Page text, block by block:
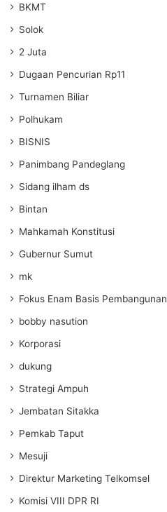
BKMT
Solok
2 Juta
Dugaan Pencurian Rp11
Turnamen Biliar
Polhukam
BISNIS
Panimbang Pandeglang
Sidang ilham ds
Bintan
Mahkamah Konstitusi
Gubernur Sumut
mk
Fokus Enam Basis Pembangunan
bobby nasution
Korporasi
dukung
Strategi Ampuh
Jembatan Sitakka
Pemkab Taput
Mesuji
Direktur Marketing Telkomsel
Komisi VIII DPR RI